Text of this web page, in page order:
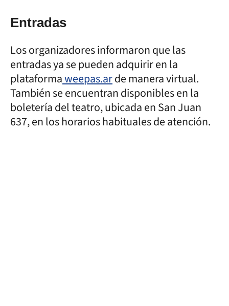
Entradas
Los organizadores informaron que las
entradas ya se pueden adquirir en la
plataformaweepas.arde manera virtual.
También se encuentran disponibles en la
boletería del teatro, ubicada en San Juan
637, en los horarios habituales de atención.